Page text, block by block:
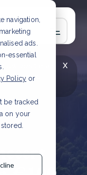
navigation,
ads.
essential
Policy or
be tracked
on your
x
uw positie als
Lees